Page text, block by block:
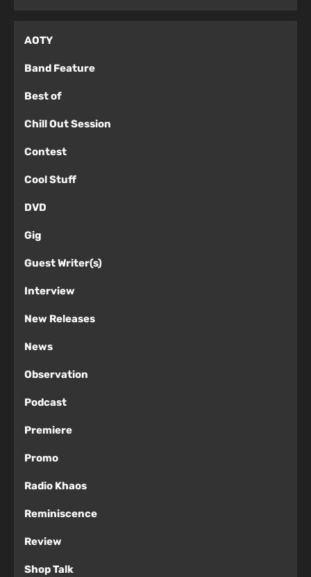
AOTY
Band Feature
Best of
Chill Out Session
Contest
Cool Stuff
DVD
Gig
Guest Writer(s)
Interview
New Releases
News
Observation
Podcast
Premiere
Promo
Radio Khaos
Reminiscence
Review
Shop Talk